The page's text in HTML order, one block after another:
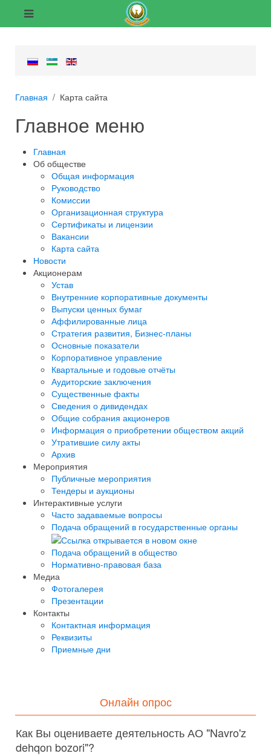
Главная Карта сайта
Главное меню
Главная
Об обществе
Общая информация
Руководство
Комиссии
Организационная структура
Сертификаты и лицензии
Вакансии
Карта сайта
Новости
Акционерам
Устав
Внутренние корпоративные документы
Выпуски ценных бумаг
Аффилированные лица
Стратегия развития, Бизнес-планы
Основные показатели
Корпоративное управление
Квартальные и годовые отчёты
Аудиторские заключения
Существенные факты
Сведения о дивидендах
Общие собрания акционеров
Информация о приобретении обществом акций
Утратившие силу акты
Архив
Мероприятия
Публичные мероприятия
Тендеры и аукционы
Интерактивные услуги
Часто задаваемые вопросы
Подача обращений в государственные органы
Подача обращений в общество
Нормативно-правовая база
Медиа
Фотогалерея
Презентации
Контакты
Контактная информация
Реквизиты
Приемные дни
Онлайн опрос
Как Вы оцениваете деятельность АО "Navro'z
dehqon bozori"?